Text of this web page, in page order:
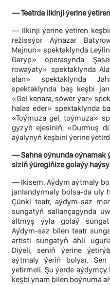
— Teatrda ilkinji ýerine
— Ilkinji ýerine ýetiren
režissýor Aýnazar
Mejnun» spektaklynda
Garyp» operasynda
rowaýaty» spektaklynda
alan» spektaklynda
spektaklynda baş keşbi
«Gel kenara, söwer ýar»
halas eder» spektaklynda
«Toýmuza gel, toýmuza»
gyzyň ejesiniň, «Durmuş
aýalynyň keşbini ýerine
— Sahna oýnunda oýnamak
siziň ýüregiňize golaýy
— Ikisem. Aýdym aýtmaly
janlandyrmaly bolsa-da uly
Çünki teatr, aýdym-saz
sungatyň sallançagynda
altmyş ýyla golaý
Aýdym-saz bilen teatr
artisti sungatyň ähli
Diýeli, seniň ýerine
aýtmaly ýeriň bolýar.
ýetirmeli. Şu ýerde
keşbi ynam bilen boýnuma